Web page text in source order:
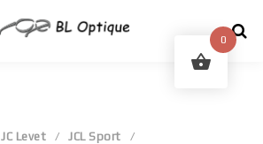
JC Levet
JCL Sport
0